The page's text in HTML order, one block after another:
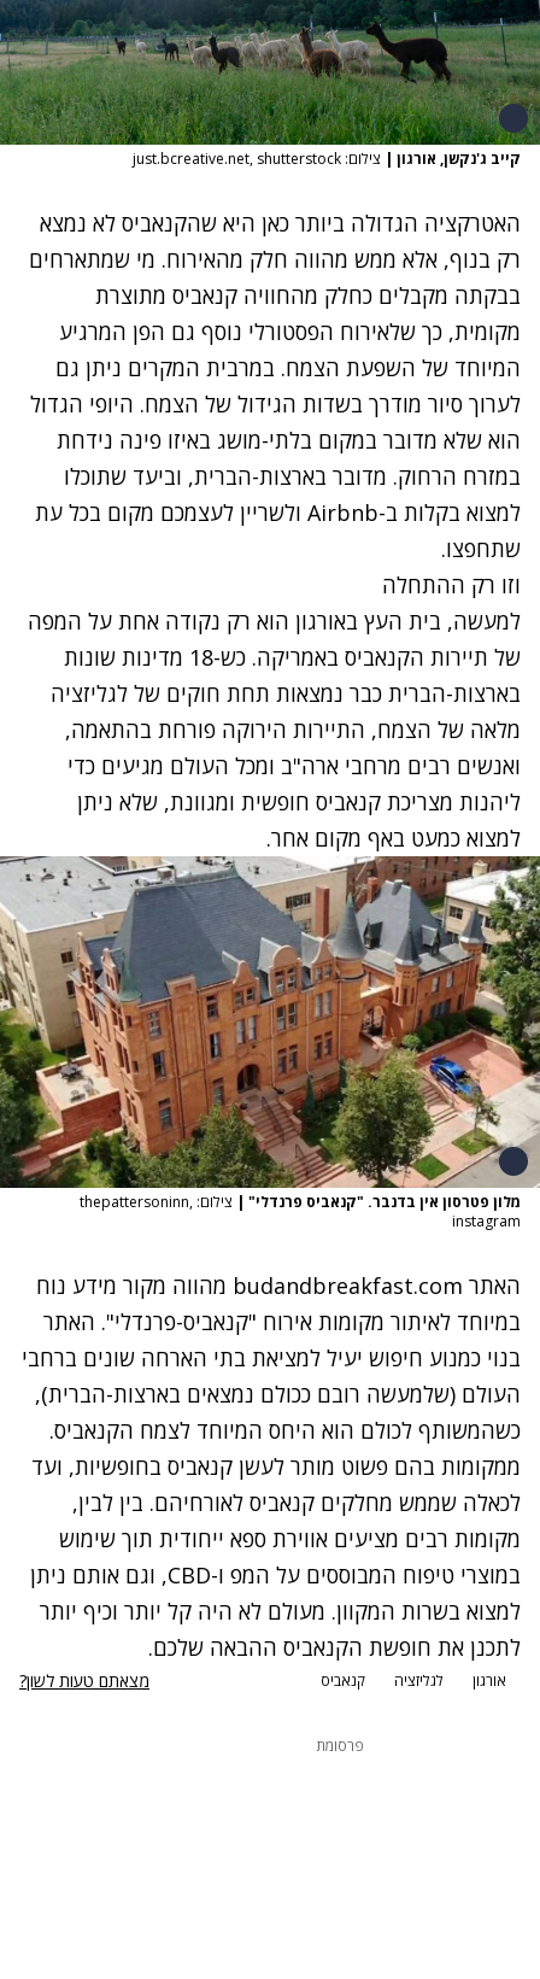
קייב ג'נקשן, אורגון | צילום: just.bcreative.net, shutterstock
האטרקציה הגדולה ביותר כאן היא שהקנאביס לא נמצא
רק בנוף, אלא ממש מהווה חלק מהאירוח. מי שמתארחים
בבקתה מקבלים כחלק מהחוויה קנאביס מתוצרת
מקומית, כך שלאירוח הפסטורלי נוסף גם הפן המרגיע
המיוחד של השפעת הצמח. במרבית המקרים ניתן גם
לערוך סיור מודרך בשדות הגידול של הצמח. היופי הגדול
הוא שלא מדובר במקום בלתי-מושג באיזו פינה נידחת
במזרח הרחוק. מדובר בארצות-הברית, וביעד שתוכלו
למצוא בקלות ב-Airbnb ולשריין לעצמכם מקום בכל עת
שתחפצו.
וזו רק ההתחלה
למעשה, בית העץ באורגון הוא רק נקודה אחת על המפה
של תיירות הקנאביס באמריקה. כש-18 מדינות שונות
בארצות-הברית כבר נמצאות תחת חוקים של לגליזציה
מלאה של הצמח, התיירות הירוקה פורחת בהתאמה,
ואנשים רבים מרחבי ארה"ב ומכל העולם מגיעים כדי
ליהנות מצריכת קנאביס חופשית ומגוונת, שלא ניתן
למצוא כמעט באף מקום אחר.
מלון פטרסון אין בדנבר. "קנאביס פרנדלי" |
צילום: thepattersoninn,
instagram
האתר budandbreakfast.com מהווה מקור מידע נוח
במיוחד לאיתור מקומות אירוח "קנאביס-פרנדלי". האתר
בנוי כמנוע חיפוש יעיל למציאת בתי הארחה שונים ברחבי
העולם (שלמעשה רובם ככולם נמצאים בארצות-הברית),
כשהמשותף לכולם הוא היחס המיוחד לצמח הקנאביס.
ממקומות בהם פשוט מותר לעשן קנאביס בחופשיות, ועד
לכאלה שממש מחלקים קנאביס לאורחיהם. בין לבין,
מקומות רבים מציעים אווירת ספא ייחודית תוך שימוש
במוצרי טיפוח המבוססים על המפ ו-CBD, וגם אותם ניתן
למצוא בשרות המקוון. מעולם לא היה קל יותר וכיף יותר
לתכנן את חופשת הקנאביס ההבאה שלכם.
אורגון לגליזציה קנאביס מצאתם טעות לשון?
פרסומת